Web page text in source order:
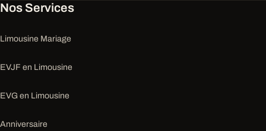
Nos Services
Limousine Mariage
EVJF en Limousine
EVG en Limousine
Anniversaire